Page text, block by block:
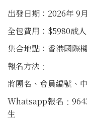
出發日期：2026年 9
全包費用：$5980成
集合地點：香港國際
報名方法﹕
將團名、會員編號、
Whatsapp報名
生